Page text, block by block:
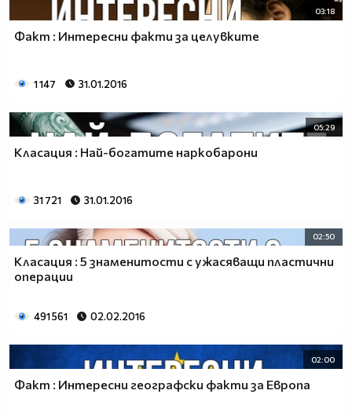
03:18
Факт : Интересни факти за целувките
1 147 31.01.2016
05:29
Класация : Най-богатите наркобарони
31 721 31.01.2016
02:50
Класация : 5 знаменитости с ужасяващи пластични
операции
491 561 02.02.2016
02:00
Факт : Интересни географски факти за Европа